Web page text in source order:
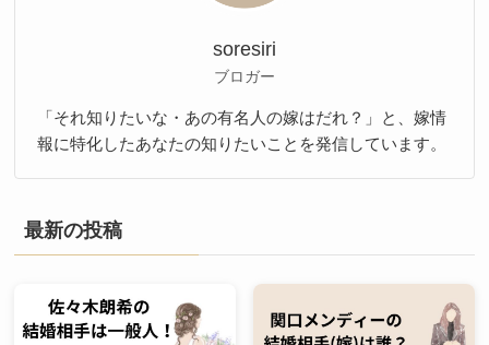
soresiri
ブロガー
「それ知りたいな・あの有名人の嫁はだれ？」と、嫁情
報に特化したあなたの知りたいことを発信しています。
最新の投稿